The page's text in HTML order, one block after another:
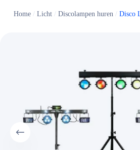
Home/ Licht/ Discolampen huren/ Disco